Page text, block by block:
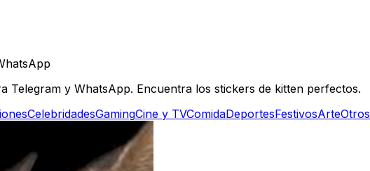
Telegram y WhatsApp. Encuentra los stickers de kitten perfectos.
CelebridadesGamingCine y TVComidaDeportesFestivosArteOtros